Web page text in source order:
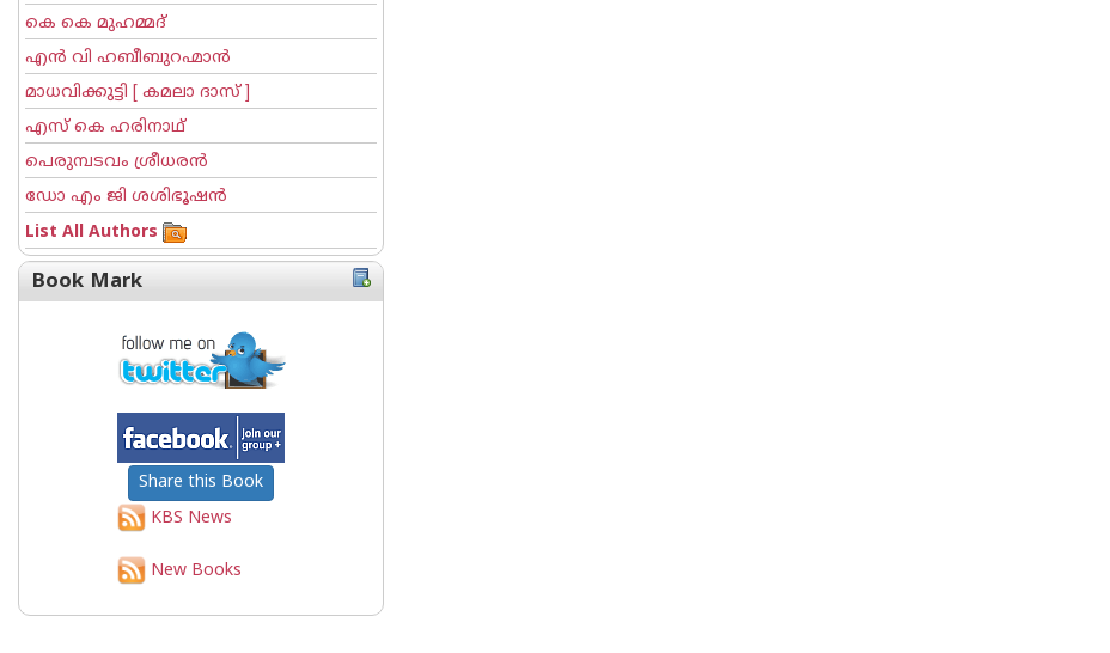
കെ കെ മുഹമ്മദ്
എന്‍ വി ഹബീബുറഹ്മാന്‍
മാധവിക്കുട്ടി [ കമലാ ദാസ് ]
എസ് കെ ഹരിനാഥ്
പെരുമ്പടവം ശ്രീധര‌ന്‍
ഡോ എം ജി ശശിഭൂഷന്‍
List All Authors
Book Mark
Share this Book
KBS News
New Books